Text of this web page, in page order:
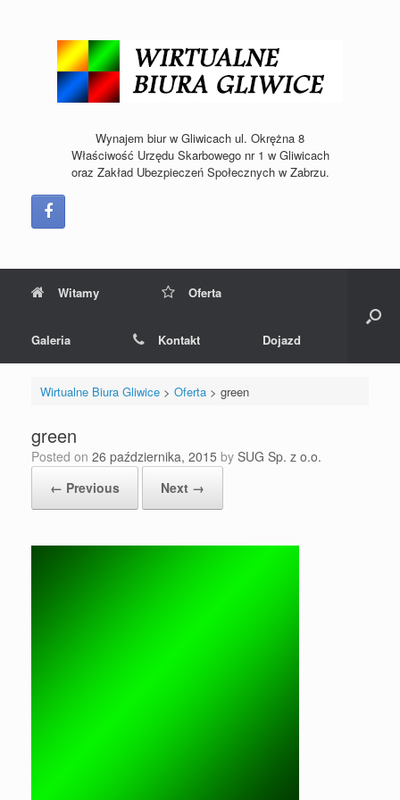
Wynajem biur w Gliwicach ul. Okrężna 8
Właściwość Urzędu Skarbowego nr 1 w Gliwicach
oraz Zakład Ubezpieczeń Społecznych w Zabrzu.
Witamy Oferta
Galeria Kontakt Dojazd
Wirtualne Biura Gliwice> Oferta> green
green
Posted on 26 października, 2015 by SUG Sp. z o.o.
← Previous
Next →